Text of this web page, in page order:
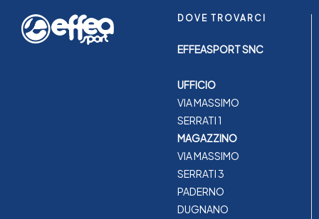
DOVE TROVARCI
EFFEASPORT SNC
UFFICIO
VIA MASSIMO
SERRATI 1
MAGAZZINO
VIA MASSIMO
SERRATI 3
PADERNO
DUGNANO